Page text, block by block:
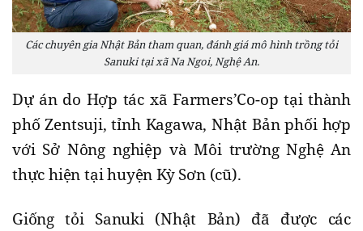
Các chuyên gia Nhật Bản tham quan, đánh giá mô hình trồng tỏi
Sanuki tại xã Na Ngoi, Nghệ An.
Dự án do Hợp tác xã Farmers’Co-op tại thành
phố Zentsuji, tỉnh Kagawa, Nhật Bản phối hợp
với Sở Nông nghiệp và Môi trường Nghệ An
thực hiện tại huyện Kỳ Sơn (cũ).
Giống tỏi Sanuki (Nhật Bản) đã được các